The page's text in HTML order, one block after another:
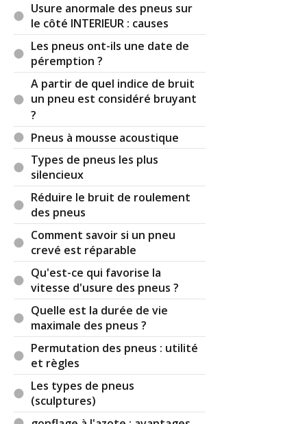
Bonjour.
Quand la voiture est vide, dois je gonfler plus en
prévision de la charge du lendemain ou si les
préconisations voiture chargée ne sont valables
uniquement sur la voiture déjà chargée?
Beaucoup de philosophes sur les forums mais
personne ne semble connaitre la réponse. 2 /Est
ce que l'hiver , il faut rajouter 0.3 bars? Merci .
cordialement
Il y a2 réaction(s) sur ce commentaire :
ParDivx TOP CONTRIBUTEUR
19:41:03) : Plus la température est basse plus la
pression diminue.
Indice de charge constructeur + 0.2
Et avant de partir en vacances si le véhicule est
chargé en valises avec toutes la famille je mets
0,2 ou 0,3.
ParAdmin
ADMINISTRATEUR DU SITE
(2021-02-14 11:44:23) : Ce n'est pas de la
Usure anormale des pneus sur
le côté INTERIEUR : causes
Les pneus ont-ils une date de
péremption ?
A partir de quel indice de bruit
un pneu est considéré bruyant
?
Pneus à mousse acoustique
Types de pneus les plus
silencieux
Réduire le bruit de roulement
des pneus
Comment savoir si un pneu
crevé est réparable
Qu'est-ce qui favorise la
vitesse d'usure des pneus ?
Quelle est la durée de vie
maximale des pneus ?
Permutation des pneus : utilité
et règles
Les types de pneus
(sculptures)